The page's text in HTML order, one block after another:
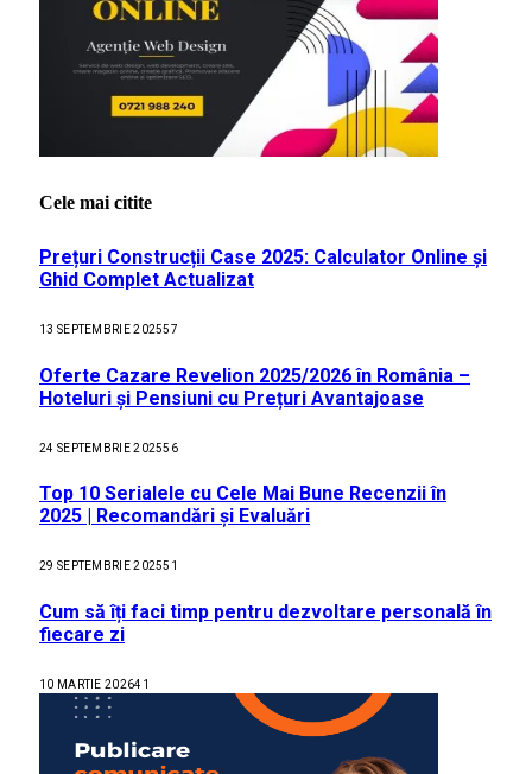
Cele mai citite
Prețuri Construcții Case 2025: Calculator Online și
Ghid Complet Actualizat
13 SEPTEMBRIE 202557
Oferte Cazare Revelion 2025/2026 în România –
Hoteluri și Pensiuni cu Prețuri Avantajoase
24 SEPTEMBRIE 202556
Top 10 Serialele cu Cele Mai Bune Recenzii în
2025 | Recomandări și Evaluări
29 SEPTEMBRIE 202551
Cum să îți faci timp pentru dezvoltare personală în
fiecare zi
10 MARTIE 202641